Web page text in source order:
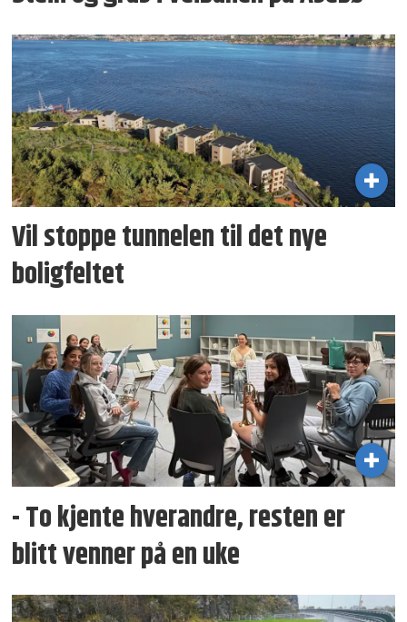
Vil stoppe tunnelen til det nye
boligfeltet
- To kjente hverandre, resten er
blitt venner på en uke